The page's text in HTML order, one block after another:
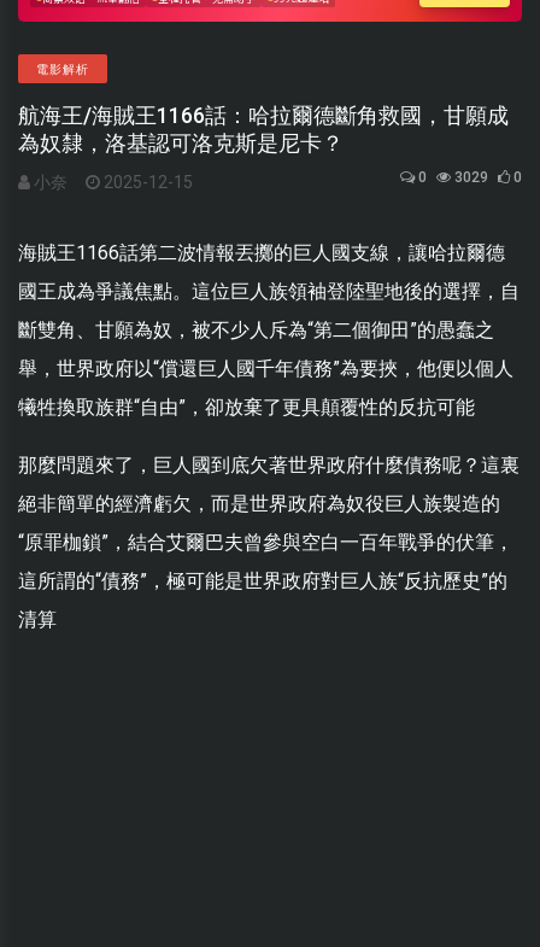
電影解析
航海王/海賊王1166話：哈拉爾德斷角救國，甘願成
為奴隸，洛基認可洛克斯是尼卡？
小奈 2025-12-15 0 3029 0
海賊王1166話第二波情報丟擲的巨人國支線，讓哈拉爾德
國王成為爭議焦點。這位巨人族領袖登陸聖地後的選擇，自
斷雙角、甘願為奴，被不少人斥為“第二個御田”的愚蠢之
舉，世界政府以“償還巨人國千年債務”為要挾，他便以個人
犧牲換取族群“自由”，卻放棄了更具顛覆性的反抗可能
那麼問題來了，巨人國到底欠著世界政府什麼債務呢？這裏
絕非簡單的經濟虧欠，而是世界政府為奴役巨人族製造的
“原罪枷鎖”，結合艾爾巴夫曾參與空白一百年戰爭的伏筆，
這所謂的“債務”，極可能是世界政府對巨人族“反抗歷史”的
清算